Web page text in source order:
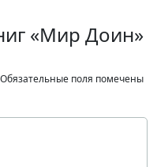
«Мир Доин»
Обязательные поля помечены